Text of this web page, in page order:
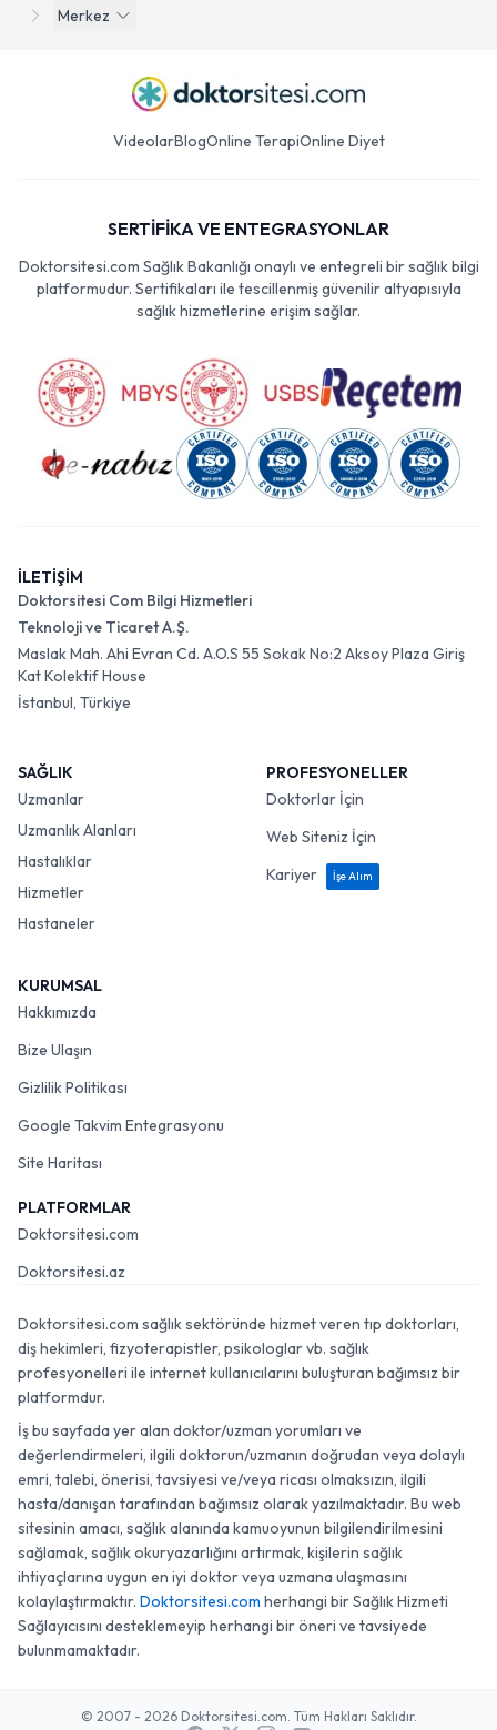
Merkez
VideolarBlogOnline TerapiOnline Diyet
SERTİFİKA VE ENTEGRASYONLAR
Doktorsitesi.com Sağlık Bakanlığı onaylı ve entegreli bir sağlık bilgi
platformudur. Sertifikaları ile tescillenmiş güvenilir altyapısıyla
sağlık hizmetlerine erişim sağlar.
İLETİŞİM
Doktorsitesi Com Bilgi Hizmetleri
Teknoloji ve Ticaret A.Ş.
Maslak Mah. Ahi Evran Cd. A.O.S 55 Sokak No:2 Aksoy Plaza Giriş
Kat Kolektif House
İstanbul, Türkiye
SAĞLIK
Uzmanlar
Uzmanlık Alanları
Hastalıklar
Hizmetler
Hastaneler
PROFESYONELLER
Doktorlar İçin
Web Siteniz İçin
Kariyer
İşe Alım
KURUMSAL
Hakkımızda
Bize Ulaşın
Gizlilik Politikası
Google Takvim Entegrasyonu
Site Haritası
PLATFORMLAR
Doktorsitesi.com
Doktorsitesi.az
Doktorsitesi.com sağlık sektöründe hizmet veren tıp doktorları,
diş hekimleri, fizyoterapistler, psikologlar vb. sağlık
profesyonelleri ile internet kullanıcılarını buluşturan bağımsız bir
platformdur.
İş bu sayfada yer alan doktor/uzman yorumları ve
değerlendirmeleri, ilgili doktorun/uzmanın doğrudan veya dolaylı
emri, talebi, önerisi, tavsiyesi ve/veya ricası olmaksızın, ilgili
hasta/danışan tarafından bağımsız olarak yazılmaktadır. Bu web
sitesinin amacı, sağlık alanında kamuoyunun bilgilendirilmesini
sağlamak, sağlık okuryazarlığını artırmak, kişilerin sağlık
ihtiyaçlarına uygun en iyi doktor veya uzmana ulaşmasını
kolaylaştırmaktır. Doktorsitesi.com herhangi bir Sağlık Hizmeti
Sağlayıcısını desteklemeyip herhangi bir öneri ve tavsiyede
bulunmamaktadır.
© 2007 - 2026 Doktorsitesi.com. Tüm Hakları Saklıdır.